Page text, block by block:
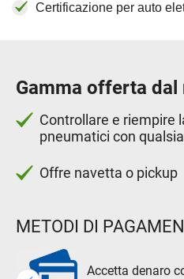
Certificazione per auto
Gamma offerta
Controllare e riempire
pneumatici con
Offre navetta o pickup
METODI DI
Accetta denaro